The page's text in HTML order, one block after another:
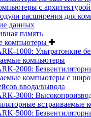
с
расширения для
данных
память
компьютеры
1000: Ультратонкие
компьютеры
2000:
компьютеры с
ввода/вывода
3000:
встраиваемые
5000: